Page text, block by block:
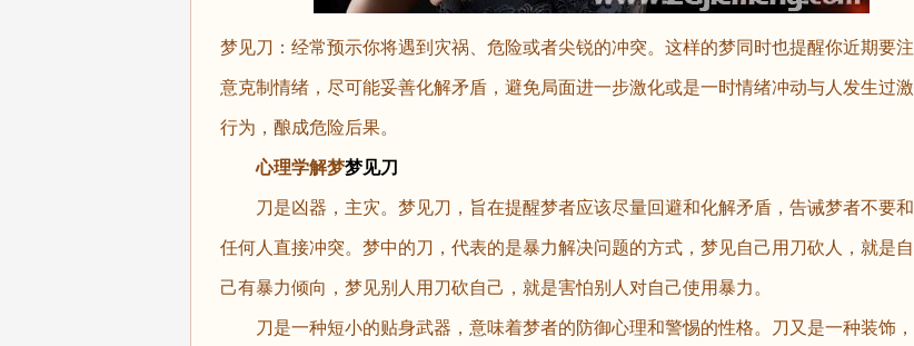
梦见刀：经常预示你将遇到灾祸、危险或者尖锐的冲突。这样的梦同时也提醒你近期要注
意克制情绪，尽可能妥善化解矛盾，避免局面进一步激化或是一时情绪冲动与人发生过激
行为，酿成危险后果。
心理学解梦梦见刀
刀是凶器，主灾。梦见刀，旨在提醒梦者应该尽量回避和化解矛盾，告诫梦者不要和
任何人直接冲突。梦中的刀，代表的是暴力解决问题的方式，梦见自己用刀砍人，就是自
己有暴力倾向，梦见别人用刀砍自己，就是害怕别人对自己使用暴力。
刀是一种短小的贴身武器，意味着梦者的防御心理和警惕的性格。刀又是一种装饰，